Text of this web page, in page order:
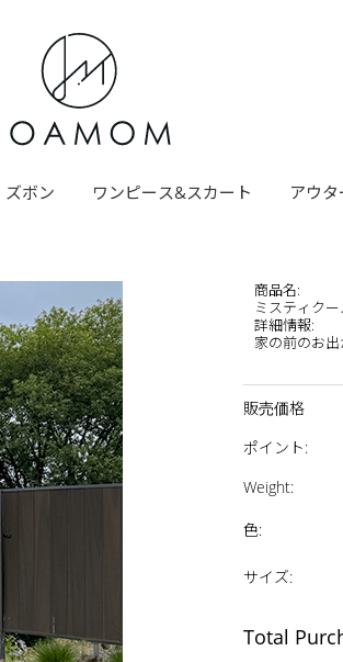
ズボン ワンピース&スカート アウタ
商品名:
ミスティク
詳細情報:
家の前のお
販売価格
ポイント:
Weight:
色:
サイズ:
Total